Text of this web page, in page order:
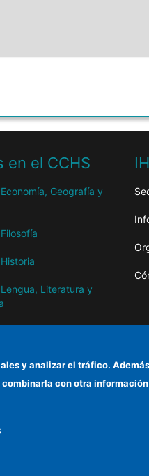
en el CCHS
Geografía y
Literatura y
y Bienes
IH
y analizar el tráfico.
con otra